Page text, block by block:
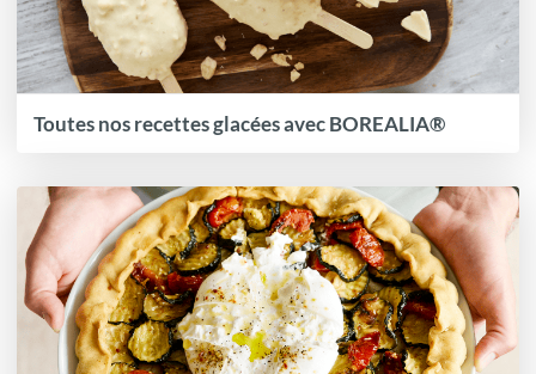
Toutes nos recettes glacées avec BOREALIA®